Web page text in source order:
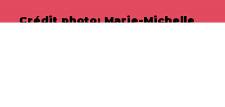
Crédit photo: Marie-Michelle